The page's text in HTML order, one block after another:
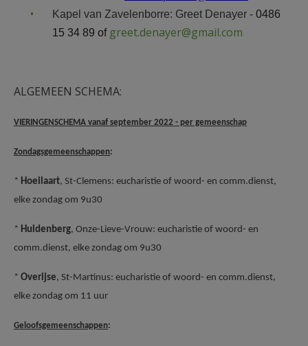
Kapel van Zavelenborre: Greet Denayer - 0486
15 34 89 of greet.denayer@gmail.com
ALGEMEEN SCHEMA:
VIERINGENSCHEMA vanaf september 2022 - per gemeenschap
Zondagsgemeenschappen:
* Hoeilaart, St-Clemens: eucharistie of woord- en comm.dienst,
elke zondag om 9u30
* Huldenberg, Onze-Lieve-Vrouw: eucharistie of woord- en
comm.dienst, elke zondag om 9u30
* Overijse, St-Martinus: eucharistie of woord- en comm.dienst,
elke zondag om 11 uur
Geloofsgemeenschappen: